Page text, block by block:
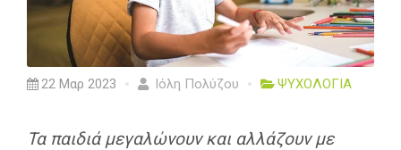
22 Μαρ 2023 Ιόλη Πολύζου ΨΥΧΟΛΟΓΙΑ
Τα παιδιά μεγαλώνουν και αλλάζουν με